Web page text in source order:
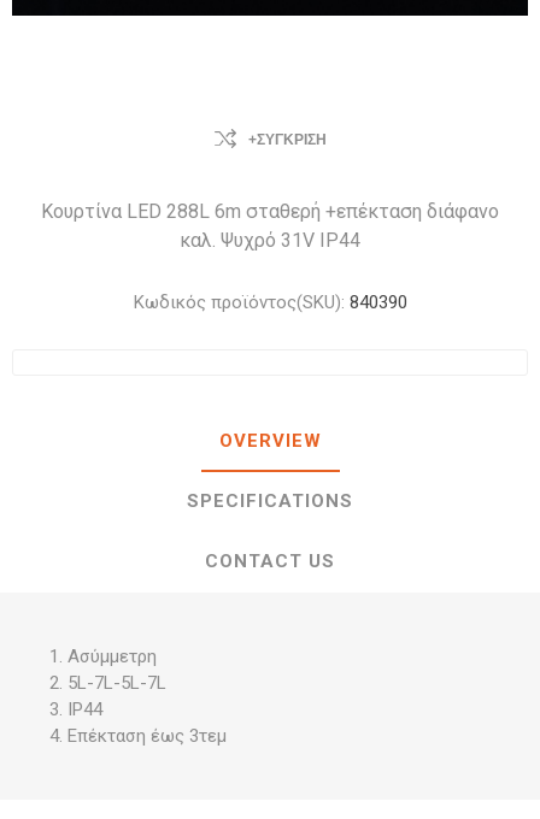
+ΣΎΓΚΡΙΣΗ
Κουρτίνα LED 288L 6m σταθερή +επέκταση διάφανο
καλ. Ψυχρό 31V IP44
Κωδικός προϊόντος(SKU): 840390
OVERVIEW
SPECIFICATIONS
CONTACT US
Ασύμμετρη
5L-7L-5L-7L
IP44
Επέκταση έως 3τεμ